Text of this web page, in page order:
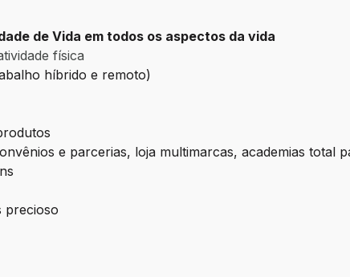
de Vida em todos os aspectos da vida
física
híbrido e remoto)
e parcerias, loja multimarcas, academias total
precioso